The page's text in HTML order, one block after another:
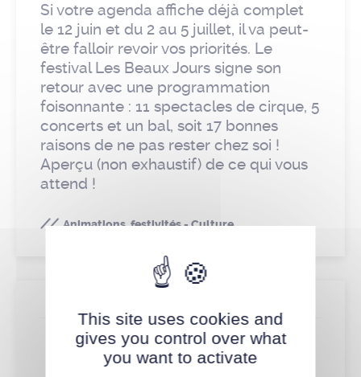
Si votre agenda affiche déjà complet
le 12 juin et du 2 au 5 juillet, il va peut-
être falloir revoir vos priorités. Le
festival Les Beaux Jours signe son
retour avec une programmation
foisonnante : 11 spectacles de cirque, 5
concerts et un bal, soit 17 bonnes
raisons de ne pas rester chez soi !
Aperçu (non exhaustif) de ce qui vous
attend !
Animations, festivités - Culture
This site uses cookies and
gives you control over what
you want to activate